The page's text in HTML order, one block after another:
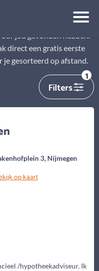
jou gevonden hebben.
direct een gratis eerste
je gesorteerd op afstand.
Filters
1
3, Nijmegen
op kaart
/hypotheekadviseur. Ik